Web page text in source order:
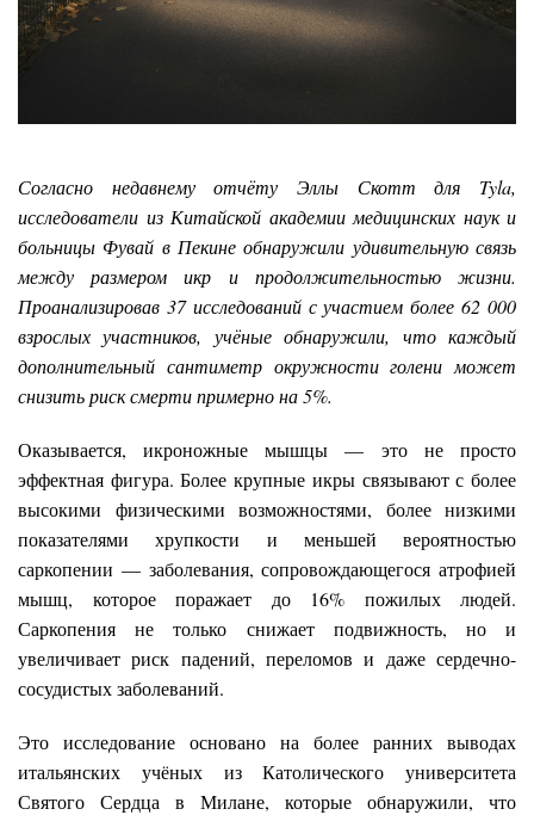
Согласно недавнему отчёту Эллы Скотт для Tyla,
исследователи из Китайской академии медицинских наук и
больницы Фувай в Пекине обнаружили удивительную связь
между размером икр и продолжительностью жизни.
Проанализировав 37 исследований с участием более 62 000
взрослых участников, учёные обнаружили, что каждый
дополнительный сантиметр окружности голени может
снизить риск смерти примерно на 5%.
Оказывается, икроножные мышцы — это не просто
эффектная фигура. Более крупные икры связывают с более
высокими физическими возможностями, более низкими
показателями хрупкости и меньшей вероятностью
саркопении — заболевания, сопровождающегося атрофией
мышц, которое поражает до 16% пожилых людей.
Саркопения не только снижает подвижность, но и
увеличивает риск падений, переломов и даже сердечно-
сосудистых заболеваний.
Это исследование основано на более ранних выводах
итальянских учёных из Католического университета
Святого Сердца в Милане, которые обнаружили, что